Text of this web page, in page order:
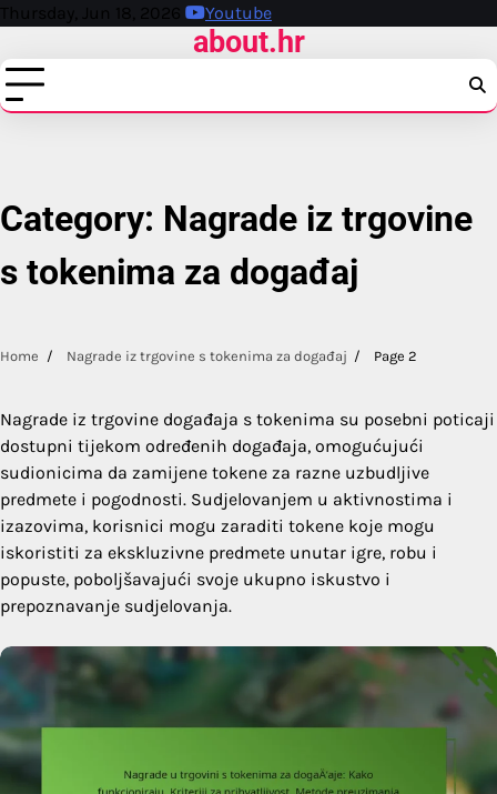
Skip
content
Thursday, Jun 18, 2026 Youtube
about.hr
Category: Nagrade iz trgovine
s tokenima za događaj
Home Nagrade iz trgovine s tokenima za događaj Page 2
Nagrade iz trgovine događaja s tokenima su posebni poticaji
dostupni tijekom određenih događaja, omogućujući
sudionicima da zamijene tokene za razne uzbudljive
predmete i pogodnosti. Sudjelovanjem u aktivnostima i
izazovima, korisnici mogu zaraditi tokene koje mogu
iskoristiti za ekskluzivne predmete unutar igre, robu i
popuste, poboljšavajući svoje ukupno iskustvo i
prepoznavanje sudjelovanja.